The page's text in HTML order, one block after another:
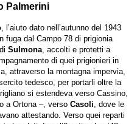
Palmerini
, l’aiuto dato nell’autunno del 1943
fuga dal Campo 78 di prigionia
Sulmona , accolti e protetti a
di quei prigionieri in
attraverso la montagna impervia,
tedesco, per portarli oltre la
si estendeva verso Cassino,
a Ortona –, verso Casoli , dove le
attestando. Verso quei reparti